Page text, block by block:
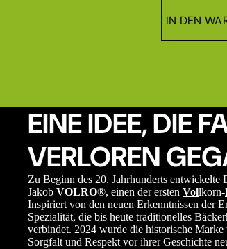
IN DEN
EINE IDEE, DIE
VERLOREN
Zu Beginn des 20. Jahrhunderts
Jakob VOLRO®, einen der ersten Vollkorn-
Inspiriert von den neuen Erkenntnissen der
Spezialität, die bis heute traditionelles
verbindet. 2024 wurde die historische
Sorgfalt und Respekt vor ihrer Geschichte